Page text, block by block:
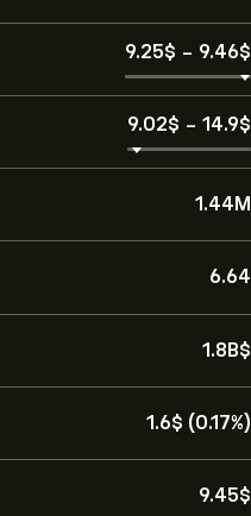
9.25‎$‎ - 9.46‎$‎
9.02‎$‎ - 14.9‎$‎
1.44M
6.64
1.8B‎$‎
1.6‎$‎ (0.17%)
9.45‎$‎